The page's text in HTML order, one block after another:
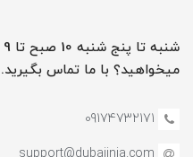
میخواهید؟ با ما تماس بگیرید.
09174732171
support@dubaiinja.com